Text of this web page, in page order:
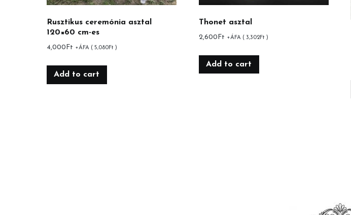
Rusztikus ceremónia asztal
120×60 cm-es
4,000 Ft +ÁFA ( 5,080Ft )
Add to cart
Thonet asztal
2,600 Ft +ÁFA ( 3,302Ft)
Add to cart